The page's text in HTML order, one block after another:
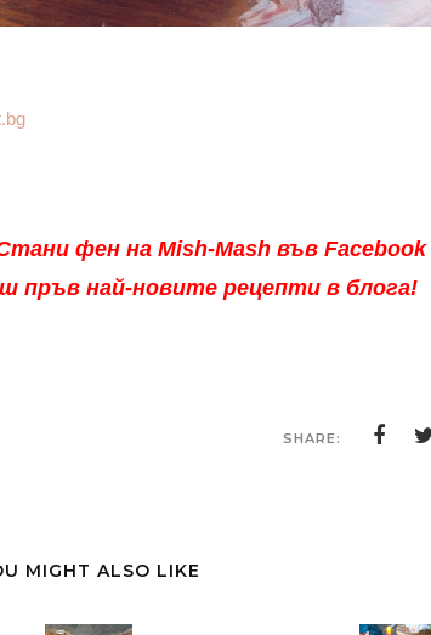
фен на Mish-Mash във Facebook
пръв най-новите рецепти в блога!
SHARE:
MIGHT ALSO LIKE